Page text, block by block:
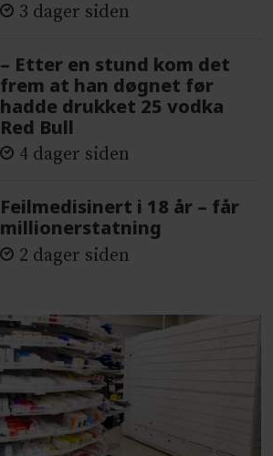
3 dager siden
– Etter en stund kom det
frem at han døgnet før
hadde drukket 25 vodka
Red Bull
4 dager siden
Feilmedisinert i 18 år – får
millionerstatning
2 dager siden